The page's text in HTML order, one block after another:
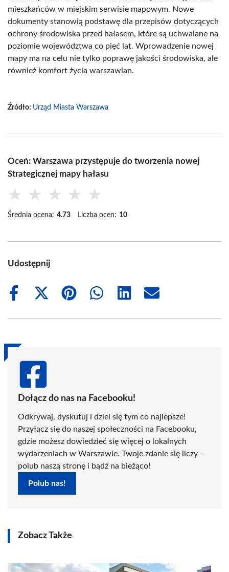
mieszkańców w miejskim serwisie mapowym. Nowe
dokumenty stanowią podstawę dla przepisów dotyczących
ochrony środowiska przed hałasem, które są uchwalane na
poziomie województwa co pięć lat. Wprowadzenie nowej
mapy ma na celu nie tylko poprawę jakości środowiska, ale
również komfort życia warszawian.
Źródło: Urząd Miasta Warszawa
Oceń: Warszawa przystępuje do tworzenia nowej
Strategicznej mapy hałasu
★ ★ ★ ★ ★
Średnia ocena: 4.73 Liczba ocen: 10
Udostępnij
Share
Share
(Twitter)
Share
Share
Share
Share
Dołącz do nas na Facebooku!
Odkrywaj, dyskutuj i dziel się tym co najlepsze!
Przyłącz się do naszej społeczności na Facebooku,
gdzie możesz dowiedzieć się więcej o lokalnych
wydarzeniach w Warszawie. Twoje zdanie się liczy -
polub naszą stronę i bądź na bieżąco!
Polub nas!
Zobacz Także